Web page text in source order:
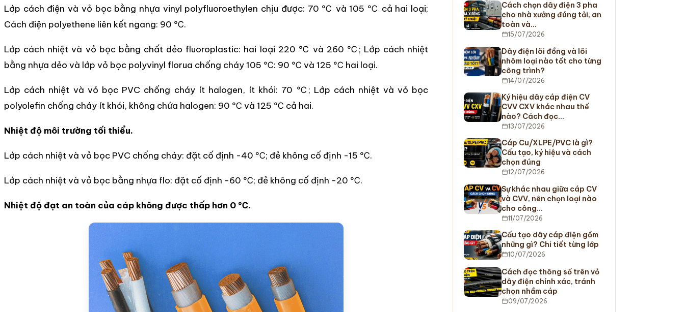
Lớp cách điện và vỏ bọc bằng nhựa vinyl polyfluoroethylen chịu được: 70 ℃ và 105 ℃ cả hai loại;
Cách điện polyethene liên kết ngang: 90 ℃.
Lớp cách nhiệt và vỏ bọc bằng chất dẻo fluoroplastic: hai loại 220 ℃ và 260 ℃; Lớp cách nhiệt
bằng nhựa dẻo và lớp vỏ bọc polyvinyl florua chống cháy 105 ℃: 90 ℃ và 125 ℃ hai loại.
Lớp cách nhiệt và vỏ bọc PVC chống cháy ít halogen, ít khói: 70 ℃; Lớp cách nhiệt và vỏ bọc
polyolefin chống cháy ít khói, không chứa halogen: 90 ℃ và 125 ℃ cả hai.
Nhiệt độ môi trường tối thiểu.
Lớp cách nhiệt và vỏ bọc PVC chống cháy: đặt cố định -40 ℃; đẻ không cố định -15 ℃.
Lớp cách nhiệt và vỏ bọc bằng nhựa flo: đặt cố định -60 ℃; đẻ không cố định -20 ℃.
Nhiệt độ đạt an toàn của cáp không được thấp hơn 0 ℃.
Cách chọn dây điện 3 pha
cho nhà xưởng đúng tải, an
toàn và…
15/07/2026
Dây điện lõi đồng và lõi
nhôm loại nào tốt cho từng
công trình?
14/07/2026
Ký hiệu dây cáp điện CV
CVV CXV khác nhau thế
nào? Cách đọc…
13/07/2026
Cáp Cu/XLPE/PVC là gì?
Cấu tạo, ký hiệu và cách
chọn đúng
12/07/2026
Sự khác nhau giữa cáp CV
và CVV, nên chọn loại nào
cho công…
11/07/2026
Cấu tạo dây cáp điện gồm
những gì? Chi tiết từng lớp
10/07/2026
Cách đọc thông số trên vỏ
dây điện chính xác, tránh
chọn nhầm cáp
09/07/2026